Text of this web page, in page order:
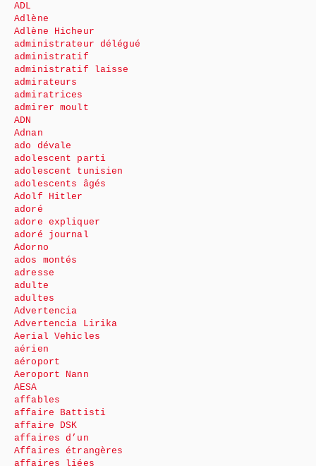
ADL
Adlène
Adlène Hicheur
administrateur délégué
administratif
administratif laisse
admirateurs
admiratrices
admirer moult
ADN
Adnan
ado dévale
adolescent parti
adolescent tunisien
adolescents âgés
Adolf Hitler
adoré
adore expliquer
adoré journal
Adorno
ados montés
adresse
adulte
adultes
Advertencia
Advertencia Lirika
Aerial Vehicles
aérien
aéroport
Aeroport Nann
AESA
affables
affaire Battisti
affaire DSK
affaires d’un
Affaires étrangères
affaires liées